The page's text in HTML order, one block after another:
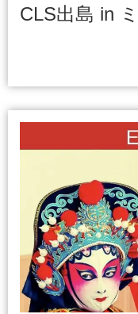
CLS出島 in